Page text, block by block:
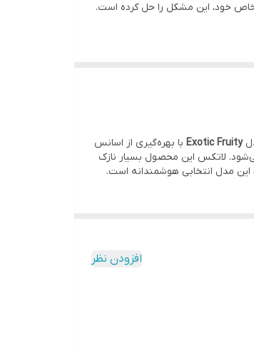
Exotic Fruity با بهره‌گیری از اسانس
لاتکس این محصول بسیار نازک
مدل انتخابی هوشمندانه است.
افزودن نظر